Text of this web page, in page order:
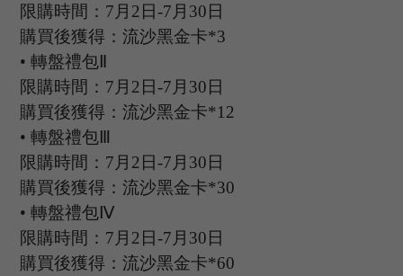
限購時間： 7 月 2 日-7 月 30日
購買後獲得：流沙黑金卡*3
• 轉盤禮包Ⅱ
限購時間： 7 月 2 日-7 月 30日
購買後獲得：流沙黑金卡*12
• 轉盤禮包Ⅲ
限購時間： 7 月 2 日-7 月 30日
購買後獲得：流沙黑金卡*30
• 轉盤禮包Ⅳ
限購時間： 7 月 2 日-7 月 30日
購買後獲得：流沙黑金卡*60